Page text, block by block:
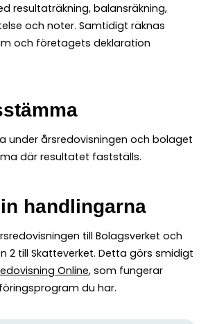
resultaträkning, balansräkning,
och noter. Samtidigt räknas
och företagets deklaration
under årsredovisningen och bolaget
där resultatet fastställs.
handlingarna
till Bolagsverket och
2 till Skatteverket. Detta görs smidigt
Online, som fungerar
du har.